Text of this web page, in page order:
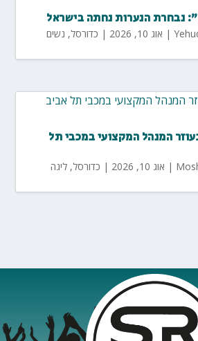
נבחרת הנערות נחתה בישראל
| אוג 10, 2026 | כדורסל, נשים
המנהל המקצועי במכבי תל
| אוג 10, 2026 | כדורסל,ליגה